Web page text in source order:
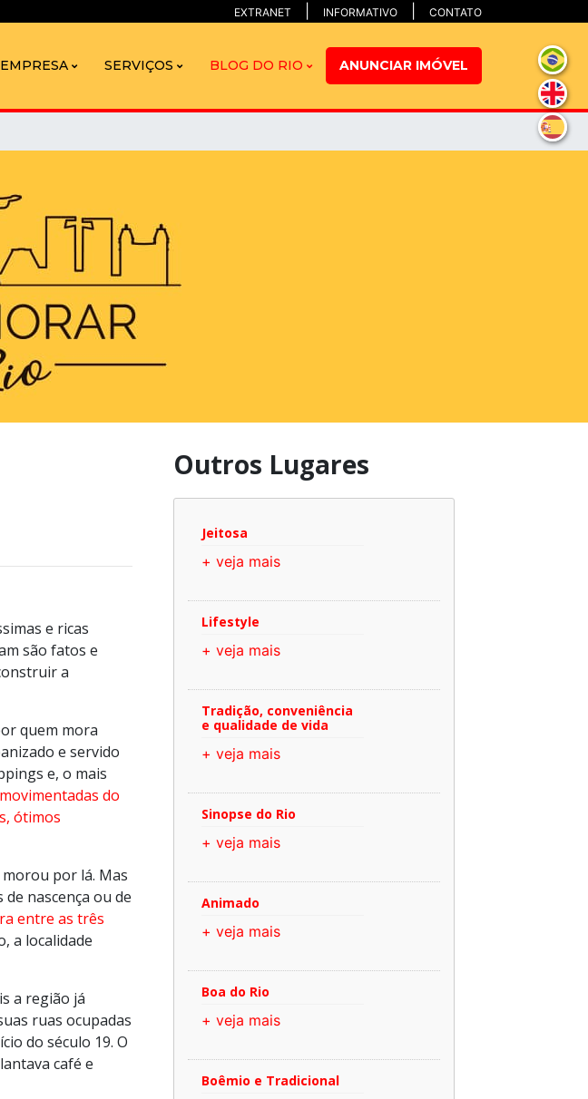
EXTRANET INFORMATIVO CONTATO
EMPRESA SERVIÇOS BLOG DO RIO ANUNCIAR IMÓVEL
e ricas
são fatos e
a
quem mora
e servido
e, o mais
do
ótimos
por lá. Mas
nascença ou de
entre as três
a localidade
a região já
ruas ocupadas
do século 19. O
café e
Outros Lugares
Jeitosa
+ veja mais
Lifestyle
+ veja mais
Tradição, conveniência
e qualidade de vida
+ veja mais
Sinopse do Rio
+ veja mais
Animado
+ veja mais
Boa do Rio
+ veja mais
Boêmio e Tradicional